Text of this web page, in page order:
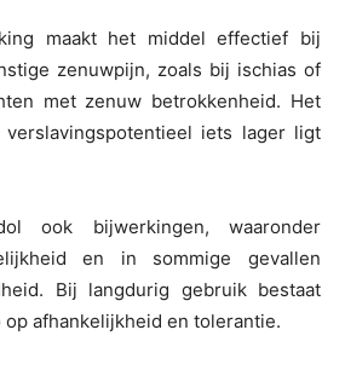
maakt het middel effectief bij
zenuwpijn, zoals bij ischias of
met zenuw betrokkenheid. Het
iets lager ligt
ook bijwerkingen, waaronder
en in sommige gevallen
Bij langdurig gebruik bestaat
afhankelijkheid en tolerantie.